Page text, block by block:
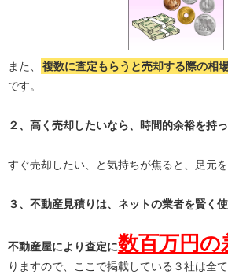
また、 複数に査定もらうと売却する際の相
です。
２、高く売却したいなら、時間的余裕を持
すぐ売却したい、と気持ちが焦ると、足元を
３、不動産見積りは、ネットの業者を賢く使
不動産屋により査定に数百万円の
りますので、ここで掲載している３社は全